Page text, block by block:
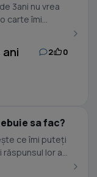
nu vrea
ani 2 0
sa fac?
ce îmi puteți
lor a